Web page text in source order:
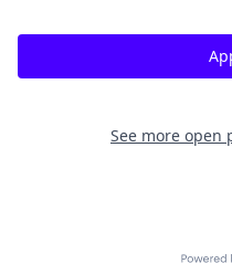
See more open